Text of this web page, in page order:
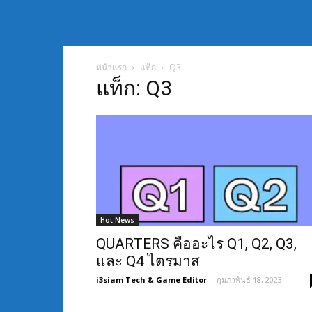
หน้าแรก แท็ก Q3
แท็ก: Q3
Hot News
QUARTERS คืออะไร Q1, Q2, Q3,
และ Q4 ไตรมาส
i3siam Tech & Game Editor - กุมภาพันธ์ 18, 2023